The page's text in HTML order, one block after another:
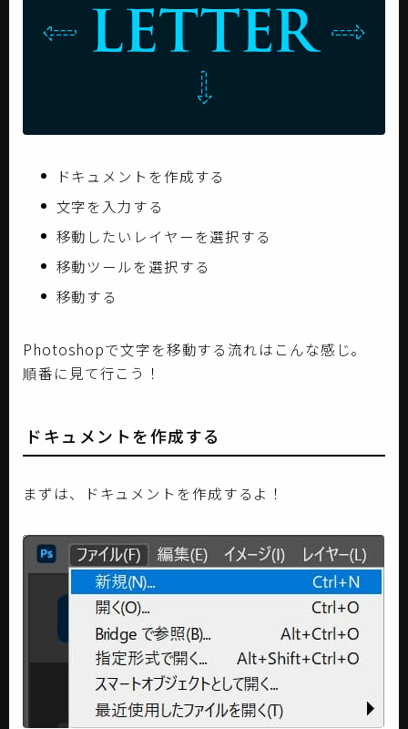
ドキュメントを作成する
文字を入力する
移動したいレイヤーを選択する
移動ツールを選択する
移動する
Photoshopで文字を移動する流れはこんな感じ。
順番に見て行こう！
ドキュメントを作成する
まずは、ドキュメントを作成するよ！